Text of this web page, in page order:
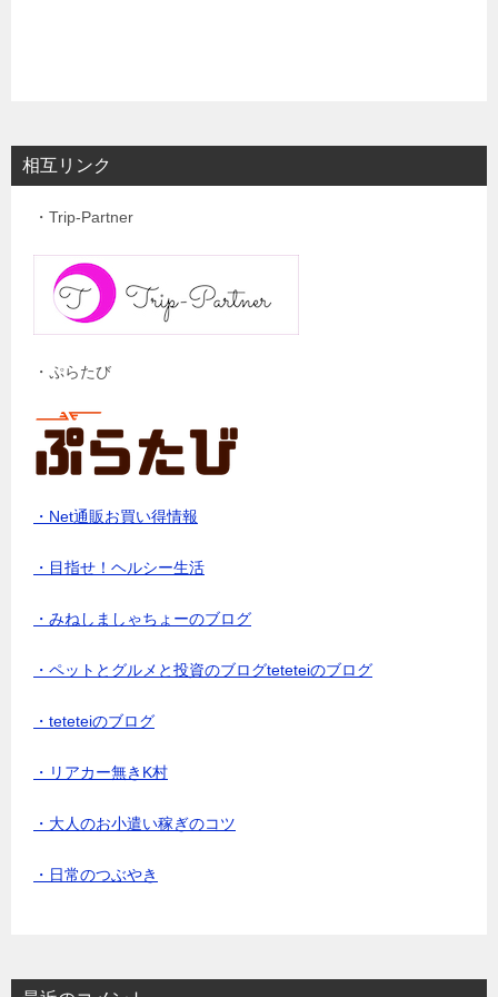
相互リンク
・Trip-Partner
・ぷらたび
・Net通販お買い得情報
・目指せ！ヘルシー生活
・みねしましゃちょーのブログ
・ペットとグルメと投資のブログteteteiのブログ
・teteteiのブログ
・リアカー無きK村
・大人のお小遣い稼ぎのコツ
・日常のつぶやき